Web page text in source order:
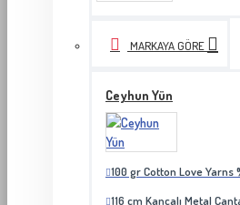
MARKAYA GÖRE
Ceyhun Yün
100 gr Cotton Love Yarns
116 cm Kancalı Metal